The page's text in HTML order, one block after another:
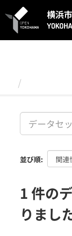
キ
並び順
1 件の
りまし